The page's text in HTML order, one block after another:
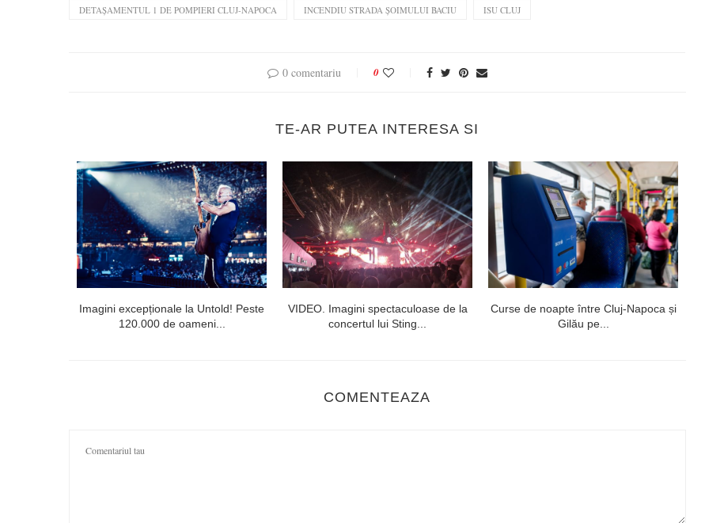
DETAȘAMENTUL 1 DE POMPIERI CLUJ-NAPOCA INCENDIU STRADA ȘOIMULUI BACIU ISU CLUJ
0 comentariu 0
TE-AR PUTEA INTERESA SI
Imagini excepționale la Untold! Peste
120.000 de oameni...
VIDEO. Imagini spectaculoase de la
concertul lui Sting...
Curse de noapte între Cluj-Napoca și
Gilău pe...
COMENTEAZA